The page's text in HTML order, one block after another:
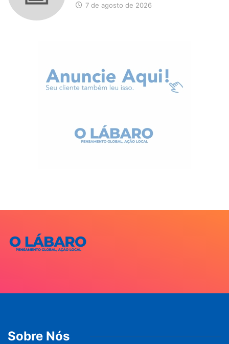
7 de agosto de 2026
Sobre Nós